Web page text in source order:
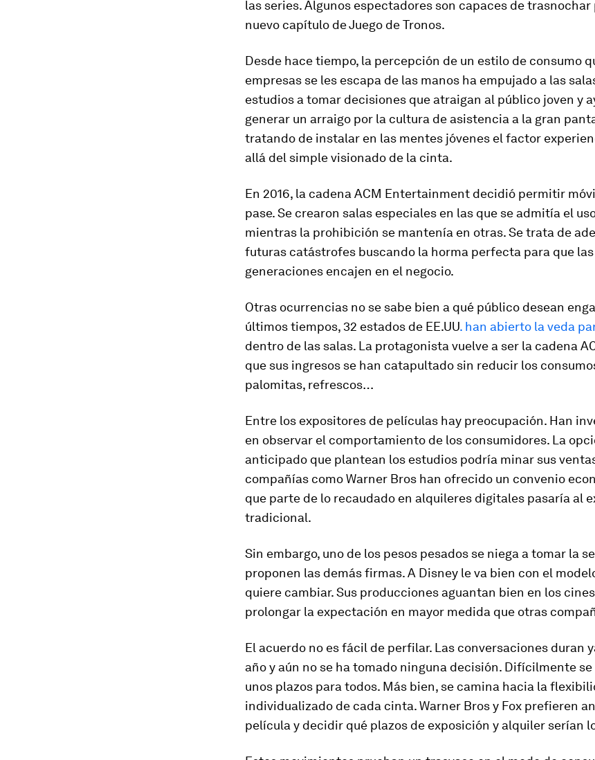
las series. Algunos espectadores son capaces de trasnochar
nuevo capítulo deJuego de Tronos.
Desde hace tiempo, la percepción de un estilo de consumo
empresas se les escapa de las manos ha empujado a las
estudios a tomar decisiones que atraigan al público joven y
generar un arraigo por la cultura de asistencia a la gran
tratando de instalar en las mentes jóvenes el factor
allá del simple visionado de la cinta.
En 2016, la cadena ACM Entertainment decidió permitir
pase. Se crearon salas especiales en las que se admitía el
mientras la prohibición se mantenía en otras. Se trata de
futuras catástrofes buscando la horma perfecta para que
generaciones encajen en el negocio.
Otras ocurrencias no se sabe bien a qué público desean
últimos tiempos, 32 estados de EE.UU. han abierto la veda
dentro de las salas. La protagonista vuelve a ser la cadena
que sus ingresos se han catapultado sin reducir los
palomitas, refrescos…
Entre los expositores de películas hay preocupación. Han
en observar el comportamiento de los consumidores. La
anticipado que plantean los estudios podría minar sus
compañías como Warner Bros han ofrecido un convenio
que parte de lo recaudado en alquileres digitales pasaría al
tradicional.
Sin embargo, uno de los pesos pesados se niega a tomar la
proponen las demás firmas. A Disney le va bien con el
quiere cambiar. Sus producciones aguantan bien en los
prolongar la expectación en mayor medida que otras
El acuerdo no es fácil de perfilar. Las conversaciones duran
año y aún no se ha tomado ninguna decisión. Difícilmente
unos plazos para todos. Más bien, se camina hacia la
individualizado de cada cinta. Warner Bros y Fox prefieren
película y decidir qué plazos de exposición y alquiler serían